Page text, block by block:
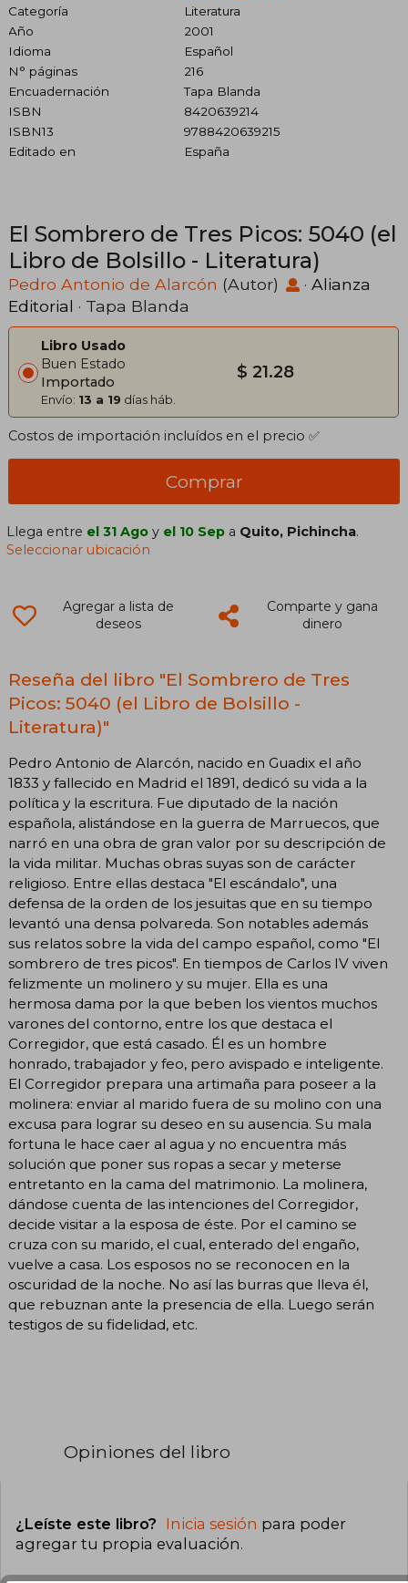
Categoría
Literatura
Año
2001
Idioma
Español
N° páginas
216
Encuadernación
Tapa Blanda
ISBN
8420639214
ISBN13
9788420639215
Editado en
España
El Sombrero de Tres Picos: 5040 (el
Libro de Bolsillo - Literatura)
Pedro Antonio de Alarcón (Autor) · Alianza
Editorial · Tapa Blanda
Libro Usado
Buen Estado
Importado
Envío: 13 a 19 días háb.
$ 21.28
Costos de importación incluídos en el precio ✅
Comprar
Llega entre el 31 Ago y el 10 Sep a Quito, Pichincha.
Seleccionar ubicación
Agregar a lista de
deseos
Comparte y gana
dinero
Reseña del libro "El Sombrero de Tres
Picos: 5040 (el Libro de Bolsillo -
Literatura)"
Pedro Antonio de Alarcón, nacido en Guadix el año
1833 y fallecido en Madrid el 1891, dedicó su vida a la
política y la escritura. Fue diputado de la nación
española, alistándose en la guerra de Marruecos, que
narró en una obra de gran valor por su descripción de
la vida militar. Muchas obras suyas son de carácter
religioso. Entre ellas destaca "El escándalo", una
defensa de la orden de los jesuitas que en su tiempo
levantó una densa polvareda. Son notables además
sus relatos sobre la vida del campo español, como "El
sombrero de tres picos". En tiempos de Carlos IV viven
felizmente un molinero y su mujer. Ella es una
hermosa dama por la que beben los vientos muchos
varones del contorno, entre los que destaca el
Corregidor, que está casado. Él es un hombre
honrado, trabajador y feo, pero avispado e inteligente.
El Corregidor prepara una artimaña para poseer a la
molinera: enviar al marido fuera de su molino con una
excusa para lograr su deseo en su ausencia. Su mala
fortuna le hace caer al agua y no encuentra más
solución que poner sus ropas a secar y meterse
entretanto en la cama del matrimonio. La molinera,
dándose cuenta de las intenciones del Corregidor,
decide visitar a la esposa de éste. Por el camino se
cruza con su marido, el cual, enterado del engaño,
vuelve a casa. Los esposos no se reconocen en la
oscuridad de la noche. No así las burras que lleva él,
que rebuznan ante la presencia de ella. Luego serán
testigos de su fidelidad, etc.
Opiniones del libro
¿Leíste este libro? Inicia sesión para poder
agregar tu propia evaluación.